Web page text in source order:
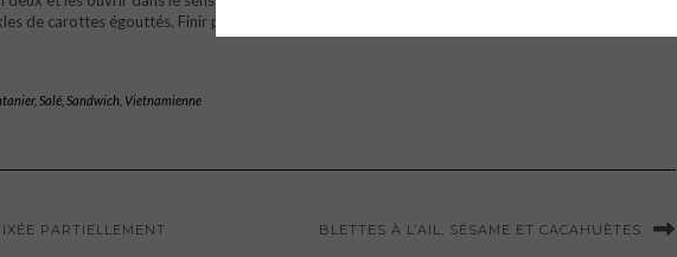
de carottes égouttés. Finir par des feuilles de coriandre fraîche. Répéter l’opération avec les
, Salé, Sandwich, Vietnamienne
PARTIELLEMENT BLETTES À L’AIL, SÉSAME ET CACAHUÈTES